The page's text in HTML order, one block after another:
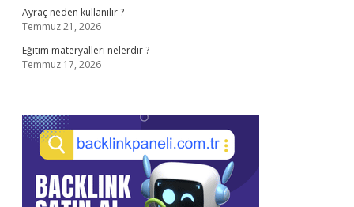
Ayraç neden kullanılır ?
Temmuz 21, 2026
Eğitim materyalleri nelerdir ?
Temmuz 17, 2026